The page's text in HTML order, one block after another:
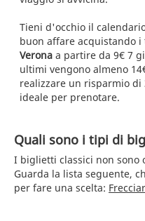
Tieni d'occhio il
buon affare acquistando i
Verona a partire da 9€ 7
ultimi vengono almeno
realizzare un risparmio
ideale per prenotare.
Quali sono i tipi di
I biglietti classici non sono
Guarda la lista seguente,
per fare una scelta: